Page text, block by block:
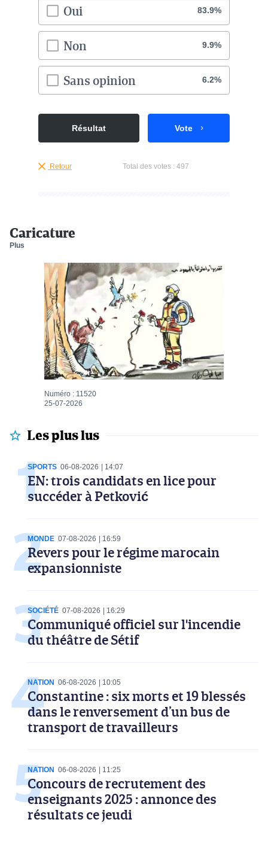
Oui 83.9%
Non 9.9%
Sans opinion 6.2%
Résultat Vote
Retour Total des votes : 497
Caricature
Plus
Numéro : 11520
25-07-2026
Les plus lus
SPORTS 06-08-2026 14:07
EN: trois candidats en lice pour
succéder à Petković
MONDE 07-08-2026 16:59
Revers pour le régime marocain
expansionniste
SOCIÉTÉ 07-08-2026 16:29
Communiqué officiel sur l'incendie
du théâtre de Sétif
NATION 06-08-2026 10:05
Constantine : six morts et 19 blessés
dans le renversement d’un bus de
transport de travailleurs
NATION 06-08-2026 11:25
Concours de recrutement des
enseignants 2025 : annonce des
résultats ce jeudi